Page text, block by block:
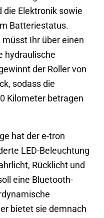
die Elektronik sowie
Batteriestatus.
Ihr über einen
hydraulische
der Roller von
sodass die
Kilometer betragen
hat der e-tron
LED-Beleuchtung
Rücklicht und
eine Bluetooth-
bietet sie demnach